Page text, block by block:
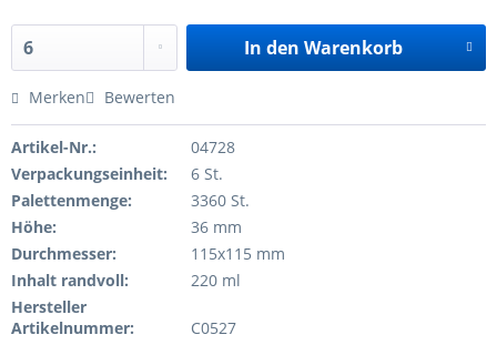
In den Warenkorb
Merken Bewerten
Artikel-Nr.:
04728
Verpackungseinheit:
6 St.
Palettenmenge:
3360 St.
Höhe:
36 mm
Durchmesser:
115x115 mm
Inhalt randvoll:
220 ml
Hersteller
Artikelnummer:
C0527